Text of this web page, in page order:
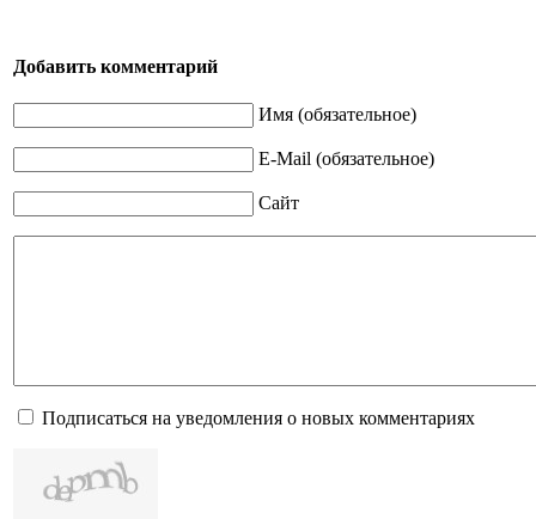
Добавить комментарий
Имя (обязательное)
E-Mail (обязательное)
Сайт
Подписаться на уведомления о новых комментариях